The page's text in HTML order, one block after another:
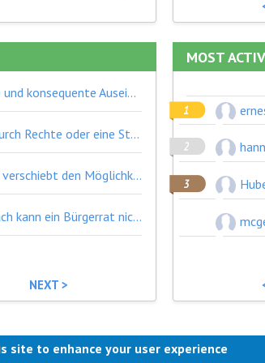
Eine differenzierte und konsequente Auseinandersetzung damit, inwiefern man auf einem guten Weg ist bzw. inwiefern nicht, ist notwendig, wenn sich Erfolg einstellen soll. Es scheint diesbezüglich einen relativ weit verbreiteten mangel an Ernsthaftigkeit (und Kompetenz?) zu geben.
Exakt. Entweder durch Rechte oder eine Steuer... Dann funktioniert der Preismechanismus wieder halbwegs.
Eine Karbonsteuer verschiebt den Möglichkeitsraum für profitable Innovationen, stellt aber keine Beschränkung für Grundlagenforschung dar.
Meiner Meinung nach kann ein Bürgerrat nichts legitimieren, sondern lediglich über ein Thema/Problem deliberieren und sich im besten Fall auf Vorschläge einigen, die dann von der Politik aufgegriffen und umgesetzt werden. Wenn is der Politik etwas entschieden wird, dann im Parlament.
NEXT >
MOST
site to enhance your user experience